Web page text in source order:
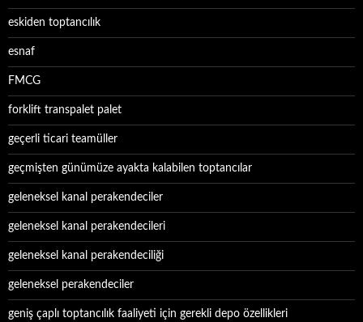
eskiden toptancılık
esnaf
FMCG
forklift transpalet palet
geçerli ticari teamüller
geçmişten günümüze ayakta kalabilen toptancılar
geleneksel kanal perakendeciler
geleneksel kanal perakendecileri
geleneksel kanal perakendeciliği
geleneksel perakendeciler
geniş çaplı toptancılık faaliyeti için gerekli depo özellikleri